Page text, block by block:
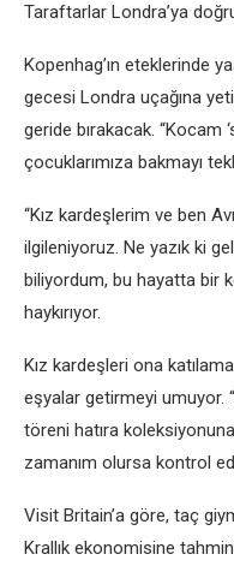
Taraftarlar Londra’ya
Kopenhag’ın eteklerinde
gecesi Londra uçağına
geride bırakacak. “Kocam
çocuklarımıza bakmayı
“Kız kardeşlerim ve ben
ilgileniyoruz. Ne yazık ki
biliyordum, bu hayatta bir
haykırıyor.
Kız kardeşleri ona
eşyalar getirmeyi umuyor.
töreni hatıra
zamanım olursa kontrol
Visit Britain’a göre, taç
Krallık ekonomisine